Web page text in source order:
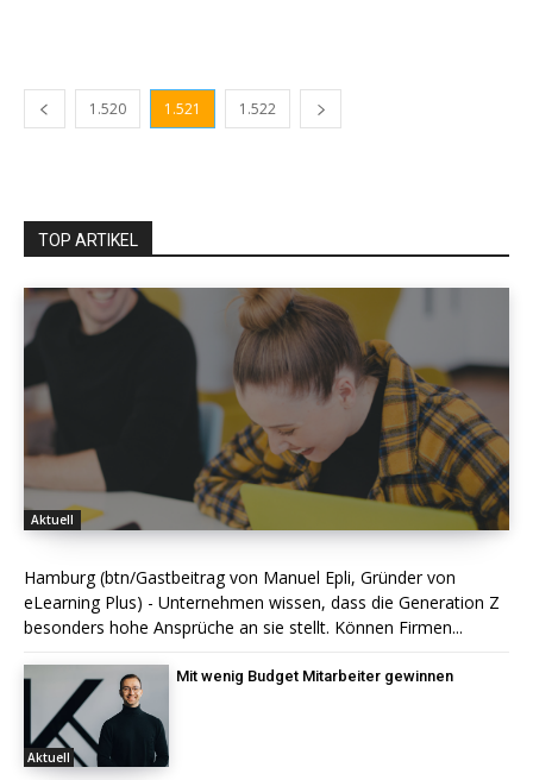
1.520 1.521 1.522
TOP ARTIKEL
Aktuell
Hamburg (btn/Gastbeitrag von Manuel Epli, Gründer von
eLearning Plus) - Unternehmen wissen, dass die Generation Z
besonders hohe Ansprüche an sie stellt. Können Firmen...
Aktuell
Mit wenig Budget Mitarbeiter gewinnen